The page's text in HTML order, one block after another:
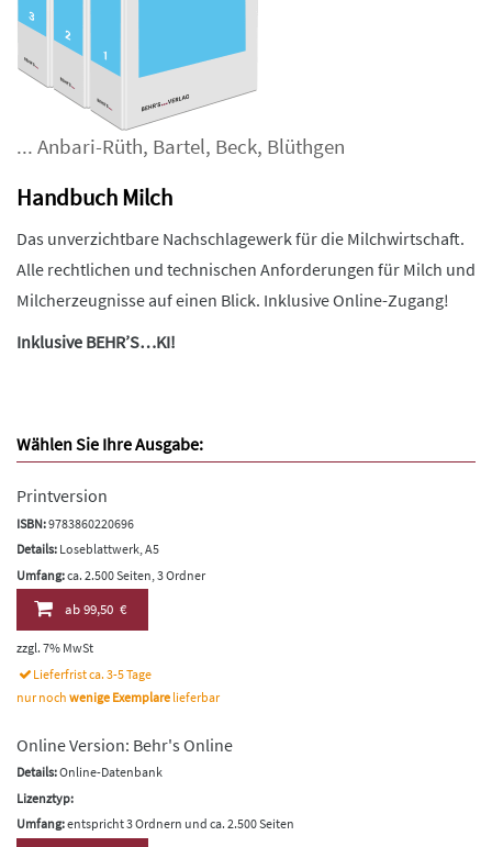
... Anbari-Rüth, Bartel, Beck, Blüthgen
Handbuch Milch
Das unverzichtbare Nachschlagewerk für die Milchwirtschaft.
Alle rechtlichen und technischen Anforderungen für Milch und
Milcherzeugnisse auf einen Blick. Inklusive Online-Zugang!
Inklusive BEHR’S…KI!
Wählen Sie Ihre Ausgabe:
Printversion
ISBN:9783860220696
Details: Loseblattwerk, A5
Umfang:ca. 2.500 Seiten, 3 Ordner
ab99,50 €
zzgl. 7% MwSt
Lieferfrist ca. 3-5 Tage
nur noch wenige Exemplare lieferbar
Online Version: Behr's Online
Details:Online-Datenbank
Lizenztyp:
Umfang:entspricht 3 Ordnern und ca. 2.500 Seiten